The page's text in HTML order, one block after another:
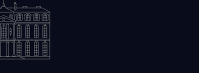
n'a rien à voir. Mais là, l'ambition ne peut
transformer en profondeur. Il ne s'agit
a certaines de ces communes, dont vous
faire. Il y a quand même des transferts de
il faut le faire, mais ce n'est plus